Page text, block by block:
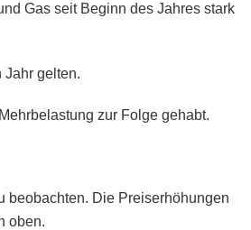
Gas seit Beginn des Jahres stark
Jahr gelten.
zur Folge gehabt.
beobachten. Die Preiserhöhungen
oben.